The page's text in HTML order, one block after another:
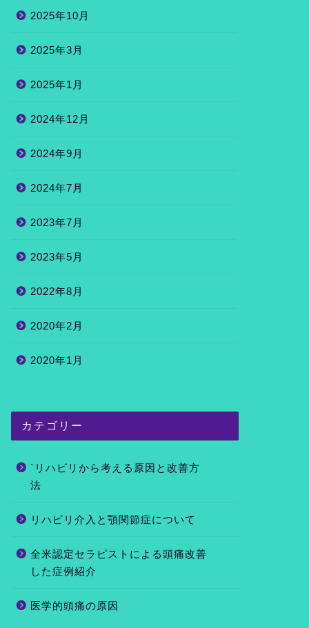
2025年10月
2025年3月
2025年1月
2024年12月
2024年9月
2024年7月
2023年7月
2023年5月
2022年8月
2020年2月
2020年1月
カテゴリー
`リハビリから考える原因と改善方
法
リハビリ介入と顎関節症について
全米認定セラピストによる頭痛改善
した症例紹介
医学的頭痛の原因